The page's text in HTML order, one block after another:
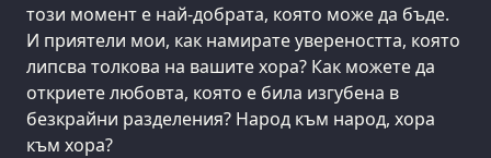
този момент е най-добрата, която може да бъде.
И приятели мои, как намирате увереността, която
липсва толкова на вашите хора? Как можете да
откриете любовта, която е била изгубена в
безкрайни разделения? Народ към народ, хора
към хора?